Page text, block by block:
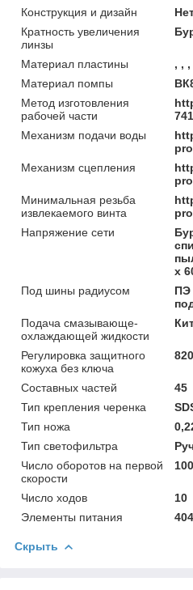
Конструкция и дизайн
Кратность увеличения
линзы
Материал пластины
, , ,
Материал помпы
Метод изготовления
рабочей части
Механизм подачи воды
Механизм сцепления
Минимальная резьба
извлекаемого винта
Напряжение сети
x
Под шины радиусом
ПЭ
Подача смазывающе-
охлаждающей жидкости
Регулировка защитного
кожуха без ключа
Составных частей
45
Тип крепления черенка
Тип ножа
Тип светофильтра
Число оборотов на первой
скорости
100
Число ходов
10
Элементы питания
Скрыть